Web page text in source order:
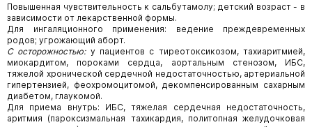
Повышенная чувствительность к сальбутамолу; детский возраст - в
зависимости от лекарственной формы.
Для ингаляционного применения: ведение преждевременных
родов; угрожающий аборт.
С осторожностью:у пациентов с тиреотоксикозом, тахиаритмией,
миокардитом, пороками сердца, аортальным стенозом, ИБС,
тяжелой хронической сердечной недостаточностью, артериальной
гипертензией, феохромоцитомой, декомпенсированным сахарным
диабетом, глаукомой.
Для приема внутрь: ИБС, тяжелая сердечная недостаточность,
аритмия (пароксизмальная тахикардия, политопная желудочковая